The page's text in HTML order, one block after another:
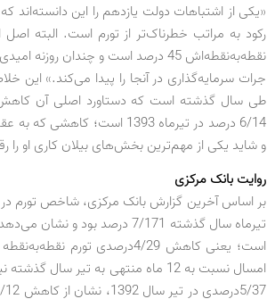
«یکی از اشتباهات دولت یازدهم را این دانسته‌اند
رکود به مراتب خطرناک‌تر از تورم است. البته
نقطه‌به‌نقطه‌اش 45 درصد است و چندان
جرات سرمایه‌گذاری در آنجا را پیدا می‌کند.» این
6/14 درصد در تیرماه 1393
و شاید یکی از مهم‌ترین بخش‌های بیلان کاری او را
روایت بانک مرکزی